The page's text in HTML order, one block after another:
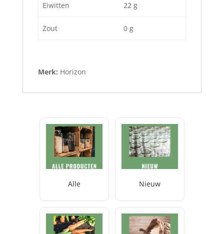
Eiwitten 22 g
Zout 0 g
Merk: Horizon
Alle Nieuw